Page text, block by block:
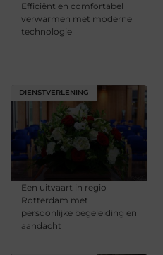
Efficiënt en comfortabel
verwarmen met moderne
technologie
DIENSTVERLENING
Een uitvaart in regio
Rotterdam met
persoonlijke begeleiding en
aandacht